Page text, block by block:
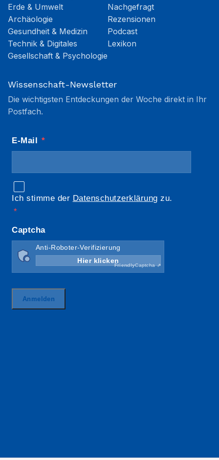
Erde & Umwelt
Archäologie
Gesundheit & Medizin
Technik & Digitales
Gesellschaft & Psychologie
Nachgefragt
Rezensionen
Podcast
Lexikon
Wissenschaft-Newsletter
Die wichtigsten Entdeckungen der Woche direkt in Ihr
Postfach.